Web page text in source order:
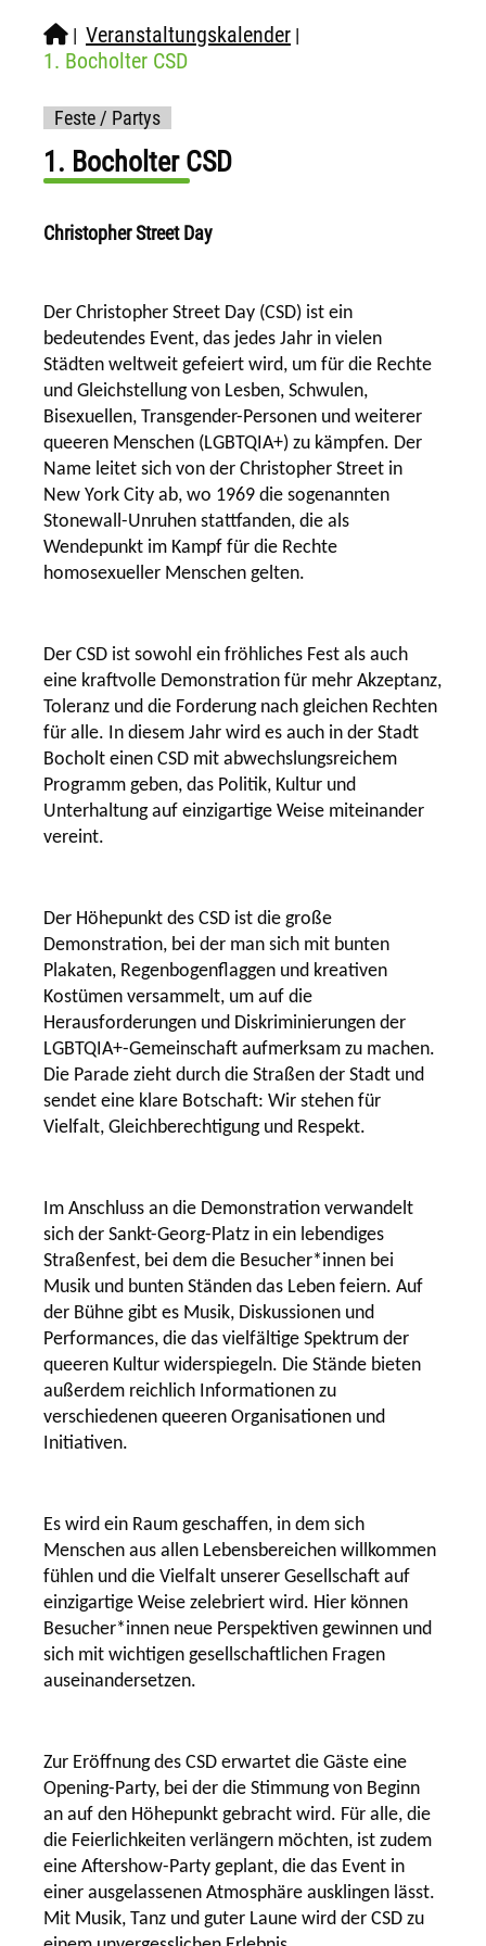
| Veranstaltungskalender |
1. Bocholter CSD
Feste / Partys
1. Bocholter CSD
Christopher Street Day
Der Christopher Street Day (CSD) ist ein
bedeutendes Event, das jedes Jahr in vielen
Städten weltweit gefeiert wird, um für die Rechte
und Gleichstellung von Lesben, Schwulen,
Bisexuellen, Transgender-Personen und weiterer
queeren Menschen (LGBTQIA+) zu kämpfen. Der
Name leitet sich von der Christopher Street in
New York City ab, wo 1969 die sogenannten
Stonewall-Unruhen stattfanden, die als
Wendepunkt im Kampf für die Rechte
homosexueller Menschen gelten.
Der CSD ist sowohl ein fröhliches Fest als auch
eine kraftvolle Demonstration für mehr Akzeptanz,
Toleranz und die Forderung nach gleichen Rechten
für alle. In diesem Jahr wird es auch in der Stadt
Bocholt einen CSD mit abwechslungsreichem
Programm geben, das Politik, Kultur und
Unterhaltung auf einzigartige Weise miteinander
vereint.
Der Höhepunkt des CSD ist die große
Demonstration, bei der man sich mit bunten
Plakaten, Regenbogenflaggen und kreativen
Kostümen versammelt, um auf die
Herausforderungen und Diskriminierungen der
LGBTQIA+-Gemeinschaft aufmerksam zu machen.
Die Parade zieht durch die Straßen der Stadt und
sendet eine klare Botschaft: Wir stehen für
Vielfalt, Gleichberechtigung und Respekt.
Im Anschluss an die Demonstration verwandelt
sich der Sankt-Georg-Platz in ein lebendiges
Straßenfest, bei dem die Besucher*innen bei
Musik und bunten Ständen das Leben feiern. Auf
der Bühne gibt es Musik, Diskussionen und
Performances, die das vielfältige Spektrum der
queeren Kultur widerspiegeln. Die Stände bieten
außerdem reichlich Informationen zu
verschiedenen queeren Organisationen und
Initiativen.
Es wird ein Raum geschaffen, in dem sich
Menschen aus allen Lebensbereichen willkommen
fühlen und die Vielfalt unserer Gesellschaft auf
einzigartige Weise zelebriert wird. Hier können
Besucher*innen neue Perspektiven gewinnen und
sich mit wichtigen gesellschaftlichen Fragen
auseinandersetzen.
Zur Eröffnung des CSD erwartet die Gäste eine
Opening-Party, bei der die Stimmung von Beginn
an auf den Höhepunkt gebracht wird. Für alle, die
die Feierlichkeiten verlängern möchten, ist zudem
eine Aftershow-Party geplant, die das Event in
einer ausgelassenen Atmosphäre ausklingen lässt.
Mit Musik, Tanz und guter Laune wird der CSD zu